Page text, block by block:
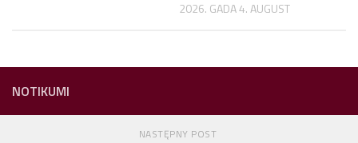
2026. GADA 4. AUGUST
NOTIKUMI
NASTĘPNY POST